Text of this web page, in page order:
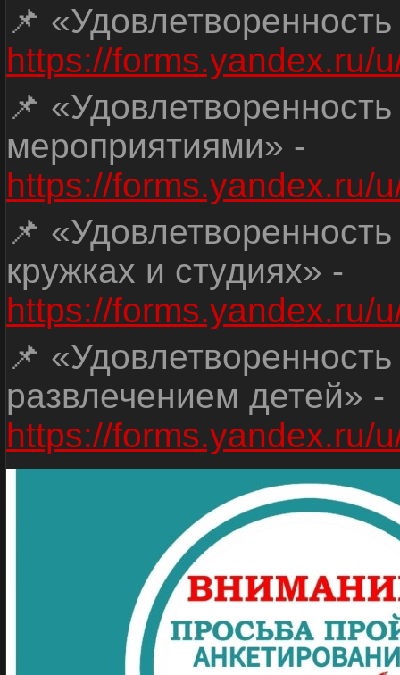
📌
https://forms.yandex.ru/
📌
мероприятиями» -
https://forms.yandex.ru/
📌
кружках и студиях» -
https://forms.yandex.ru/
📌
развлечением детей» -
https://forms.yandex.ru/